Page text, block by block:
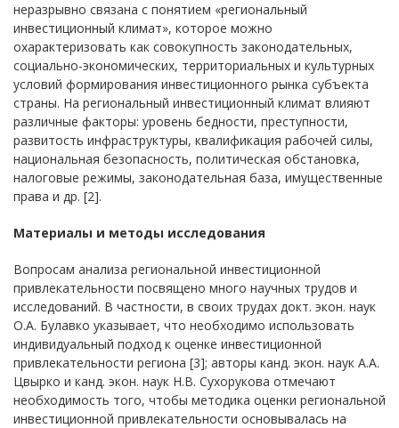
неразрывно связана с понятием «региональный
инвестиционный климат», которое можно
охарактеризовать как совокупность законодательных,
социально-экономических, территориальных и культурных
условий формирования инвестиционного рынка субъекта
страны. На региональный инвестиционный климат влияют
различные факторы: уровень бедности, преступности,
развитость инфраструктуры, квалификация рабочей силы,
национальная безопасность, политическая обстановка,
налоговые режимы, законодательная база, имущественные
права и др. [2].
Материалы и методы исследования
Вопросам анализа региональной инвестиционной
привлекательности посвящено много научных трудов и
исследований. В частности, в своих трудах докт. экон. наук
О.А. Булавко указывает, что необходимо использовать
индивидуальный подход к оценке инвестиционной
привлекательности региона [3]; авторы канд. экон. наук А.А.
Цвырко и канд. экон. наук Н.В. Сухорукова отмечают
необходимость того, чтобы методика оценки региональной
инвестиционной привлекательности основывалась на